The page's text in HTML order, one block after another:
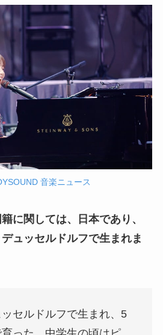
音楽ニュース
に関しては、日本であり、
ュッセルドルフで生まれま
ッセルドルフで生まれ、5